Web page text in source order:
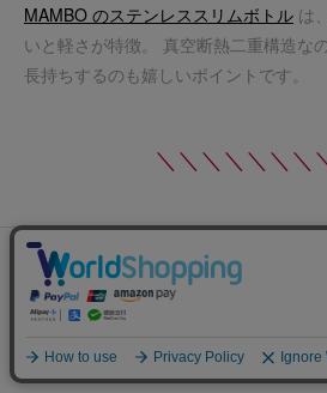
MAMBO のステンレススリムボトル は
いと軽さが特徴。 真空断熱二重構造な
長持ちするのも嬉しいポイントです。
＼＼＼＼＼＼＼
DO Original
MAMBO ステンレス